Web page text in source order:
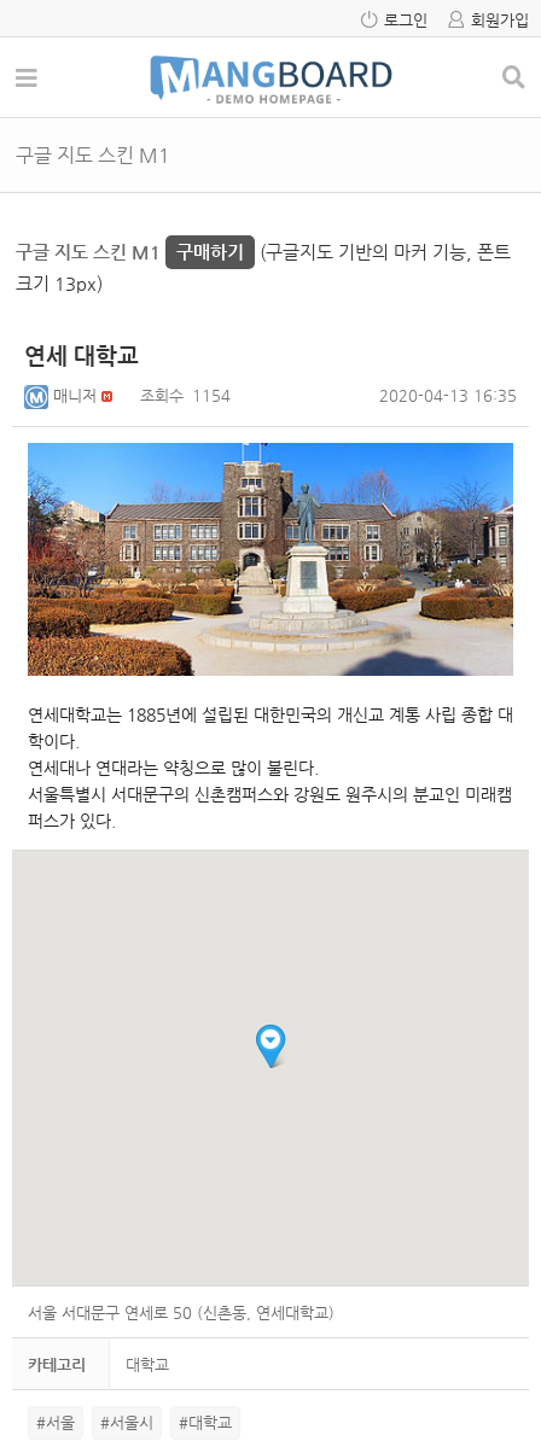
로그인 회원가입
구글 지도 스킨 M1
구글 지도 스킨 M1 구매하기
(구글지도 기반의 마커 기능, 폰트
크기 13px)
연세 대학교
매니저 조회수 1154 2020-04-13 16:35
연세대학교는 1885년에 설립된 대한민국의 개신교 계통 사립 종합 대
학이다.
연세대나 연대라는 약칭으로 많이 불린다.
서울특별시 서대문구의 신촌캠퍼스와 강원도 원주시의 분교인 미래캠
퍼스가 있다.
서울 서대문구 연세로 50 (신촌동, 연세대학교)
카테고리 대학교
#서울 #서울시 #대학교